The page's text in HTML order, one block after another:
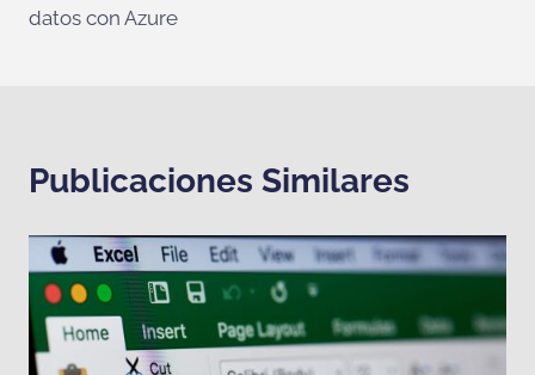
entradas
datos con Azure
Publicaciones Similares